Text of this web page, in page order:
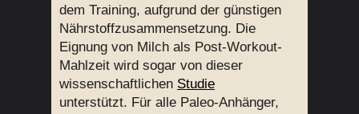
dem Training, aufgrund der günstigen
Nährstoffzusammensetzung. Die
Eignung von Milch als Post-Workout-
Mahlzeit wird sogar von dieser
wissenschaftlichen Studie
unterstützt. Für alle Paleo-Anhänger,